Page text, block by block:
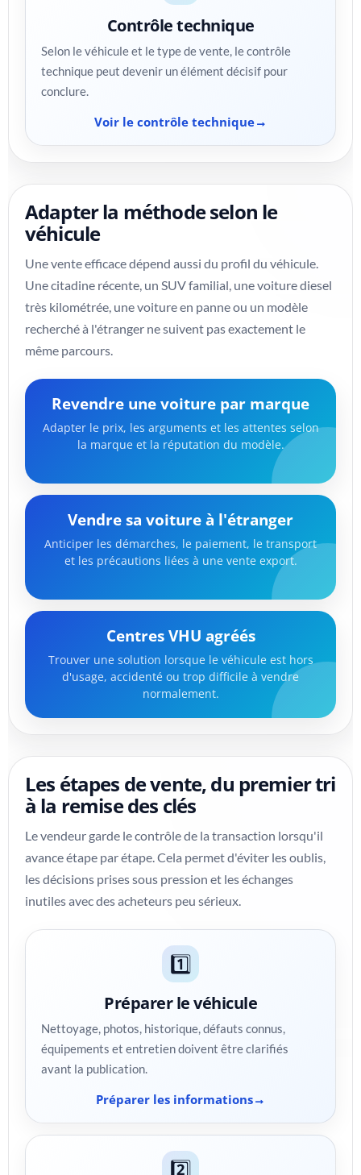
Contrôle technique
Selon le véhicule et le type de vente, le contrôle
technique peut devenir un élément décisif pour
conclure.
Voir le contrôle technique
Adapter la méthode selon le
véhicule
Une vente efficace dépend aussi du profil du véhicule.
Une citadine récente, un SUV familial, une voiture diesel
très kilométrée, une voiture en panne ou un modèle
recherché à l'étranger ne suivent pas exactement le
même parcours.
Revendre une voiture par marque
Adapter le prix, les arguments et les attentes selon
la marque et la réputation du modèle.
Vendre sa voiture à l'étranger
Anticiper les démarches, le paiement, le transport
et les précautions liées à une vente export.
Centres VHU agréés
Trouver une solution lorsque le véhicule est hors
d'usage, accidenté ou trop difficile à vendre
normalement.
Les étapes de vente, du premier tri
à la remise des clés
Le vendeur garde le contrôle de la transaction lorsqu'il
avance étape par étape. Cela permet d'éviter les oublis,
les décisions prises sous pression et les échanges
inutiles avec des acheteurs peu sérieux.
1️⃣
Préparer le véhicule
Nettoyage, photos, historique, défauts connus,
équipements et entretien doivent être clarifiés
avant la publication.
Préparer les informations
2️⃣